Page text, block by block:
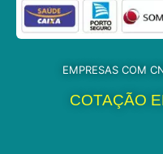
EMPRESAS COM
COTAÇÃO